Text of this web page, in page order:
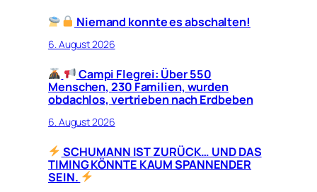
Niemand konnte es abschalten!
6. August 2026
Campi Flegrei: Über 550
Menschen, 230 Familien, wurden
obdachlos, vertrieben nach Erdbeben
6. August 2026
SCHUMANN IST ZURÜCK… UND DAS
TIMING KÖNNTE KAUM SPANNENDER
SEIN.